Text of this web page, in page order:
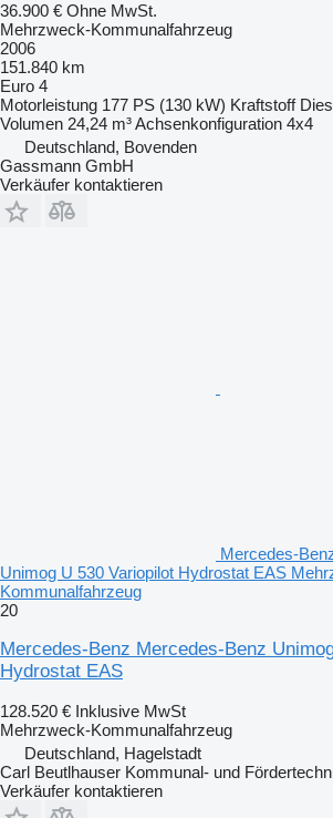
36.900 € Ohne MwSt.
Mehrzweck-Kommunalfahrzeug
2006
151.840 km
Euro 4
Motorleistung 177 PS (130 kW) Kraftstoff
Volumen 24,24 m³Achsenkonfiguration 4x4
Deutschland, Bovenden
Gassmann GmbH
Verkäufer kontaktieren
Mercedes-
Unimog U 530 Variopilot Hydrostat EAS
Kommunalfahrzeug
20
Mercedes-Benz Mercedes-Benz
Hydrostat EAS
128.520 € Inklusive MwSt
Mehrzweck-Kommunalfahrzeug
Deutschland, Hagelstadt
Carl Beutlhauser Kommunal- und
Verkäufer kontaktieren